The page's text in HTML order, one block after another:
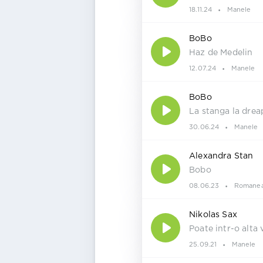
18.11.24 Manele
BoBo
Haz de Medelin
12.07.24 Manele
BoBo
La stanga la
30.06.24 Manele
Alexandra Stan
Bobo
08.06.23
Nikolas Sax
Poate intr-o alta
25.09.21 Manele